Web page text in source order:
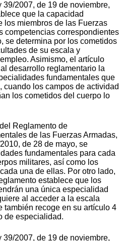
39/2007, de 19 de noviembre,
que la capacidad
los miembros de las Fuerzas
competencias correspondientes
se determina por los cometidos
de su escala y
Asimismo, el artículo
desarrollo reglamentario la
fundamentales que
cuando los campos de actividad
los cometidos del cuerpo lo
Reglamento de
de las Fuerzas Armadas,
de 28 de mayo, se
fundamentales para cada
militares, así como los
una de ellas. Por otro lado,
establece que los
una única especialidad
al acceder a la escala
también recoge en su artículo 4
de especialidad.
39/2007, de 19 de noviembre,